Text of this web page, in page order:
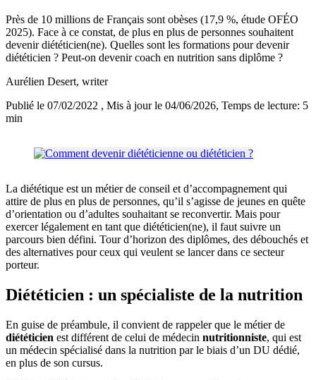
Près de 10 millions de Français sont obèses (17,9 %, étude OFÉO
2025). Face à ce constat, de plus en plus de personnes souhaitent
devenir diététicien(ne). Quelles sont les formations pour devenir
diététicien ? Peut-on devenir coach en nutrition sans diplôme ?
Aurélien Desert, writer
Publié le 07/02/2022 , Mis à jour le 04/06/2026, Temps de lecture: 5
min
La diététique est un métier de conseil et d’accompagnement qui
attire de plus en plus de personnes, qu’il s’agisse de jeunes en quête
d’orientation ou d’adultes souhaitant se reconvertir. Mais pour
exercer légalement en tant que diététicien(ne), il faut suivre un
parcours bien défini. Tour d’horizon des diplômes, des débouchés et
des alternatives pour ceux qui veulent se lancer dans ce secteur
porteur.
Diététicien : un spécialiste de la nutrition
En guise de préambule, il convient de rappeler que le métier de
diététicien est différent de celui de médecin nutritionniste, qui est
un médecin spécialisé dans la nutrition par le biais d’un DU dédié,
en plus de son cursus.